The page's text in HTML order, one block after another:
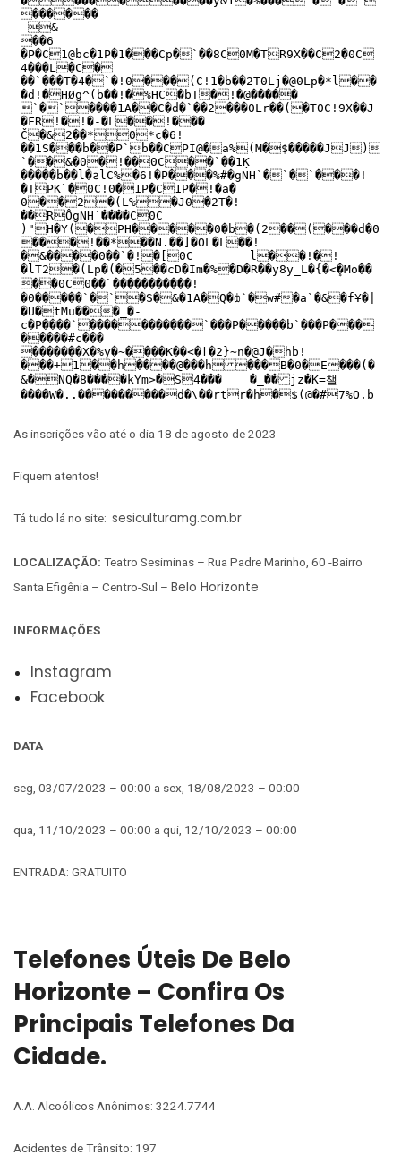
As inscrições vão até o dia 18 de agosto de 2023
Fiquem atentos!
Tá tudo lá no site: sesiculturamg.com.br
LOCALIZAÇÃO: Teatro Sesiminas – Rua Padre Marinho, 60 -Bairro
Santa Efigênia – Centro-Sul – Belo Horizonte
INFORMAÇÕES
Instagram
Facebook
DATA
seg, 03/07/2023 – 00:00 a sex, 18/08/2023 – 00:00
qua, 11/10/2023 – 00:00 a qui, 12/10/2023 – 00:00
ENTRADA: GRATUITO
.
Telefones Úteis De Belo
Horizonte – Confira Os
Principais Telefones Da
Cidade.
A.A. Alcoólicos Anônimos: 3224.7744
Acidentes de Trânsito: 197